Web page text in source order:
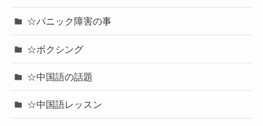
☆パニック障害の事
☆ボクシング
☆中国語の話題
☆中国語レッスン